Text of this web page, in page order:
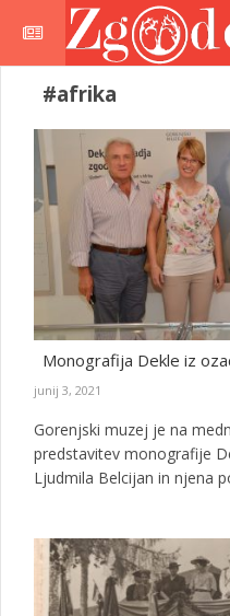
#afrika
Monografija Dekle iz
junij 3, 2021
Gorenjski muzej je na
predstavitev monografije
Ljudmila Belcijan in njena